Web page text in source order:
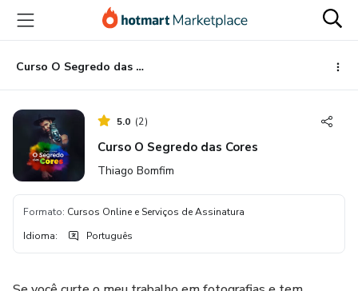
para
conteúdo
principal
para
pagamento
para
rodapé
Curso O Segredo das Cores
5.0 (2)
Curso O Segredo das Cores
Thiago Bomfim
Formato: Cursos Online e Serviços de Assinatura
Idioma: Português